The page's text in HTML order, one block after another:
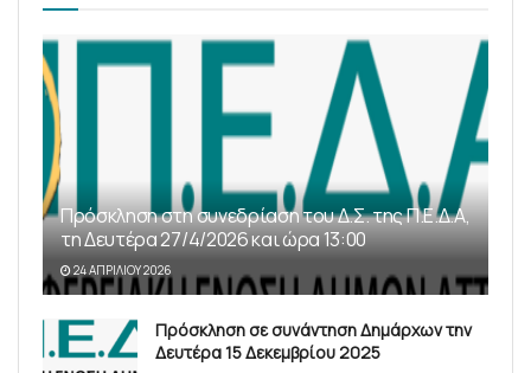
Πρόσκληση στη συνεδρίαση του Δ.Σ. της Π.Ε.Δ.Α,
τη Δευτέρα 27/4/2026 και ώρα 13:00
24 ΑΠΡΙΛΊΟΥ 2026
Πρόσκληση σε συνάντηση Δημάρχων την
Δευτέρα 15 Δεκεμβρίου 2025